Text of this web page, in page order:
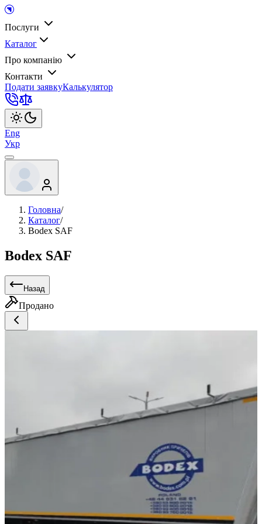
Послуги
Каталог
Про компанію
Контакти
Подати заявкуКалькулятор
Eng
Укр
Головна/
Каталог/
Bodex SAF
Bodex SAF
Назад
Продано